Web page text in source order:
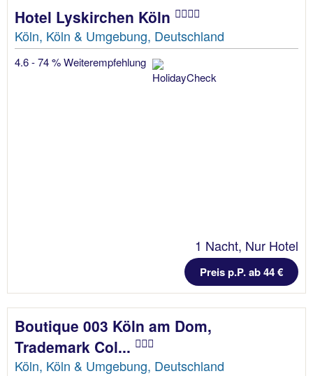
Hotel Lyskirchen Köln
Köln, Köln & Umgebung, Deutschland
4.6 - 74 % Weiterempfehlung
1 Nacht, Nur Hotel
Preis p.P. ab 44 €
Boutique 003 Köln am Dom,
Trademark Col...
Köln, Köln & Umgebung, Deutschland